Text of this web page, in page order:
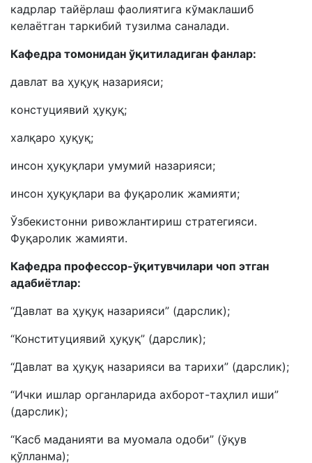
кадрлар тайёрлаш фаолиятига кўмаклашиб
келаётган таркибий тузилма саналади.
Кафедра томонидан ўқитиладиган фанлар:
давлат ва ҳуқуқ назарияси;
констуциявий ҳуқуқ;
халқаро ҳуқуқ;
инсон ҳуқуқлари умумий назарияси;
инсон ҳуқуқлари ва фуқаролик жамияти;
Ўзбекистонни ривожлантириш стратегияси.
Фуқаролик жамияти.
Кафедра профессор-ўқитувчилари чоп этган
адабиётлар:
“Давлат ва ҳуқуқ назарияси” (дарслик);
“Конституциявий ҳуқуқ” (дарслик);
“Давлат ва ҳуқуқ назарияси ва тарихи” (дарслик);
“Ички ишлар органларида ахборот-таҳлил иши”
(дарслик);
“Касб маданияти ва муомала одоби” (ўқув
қўлланма);